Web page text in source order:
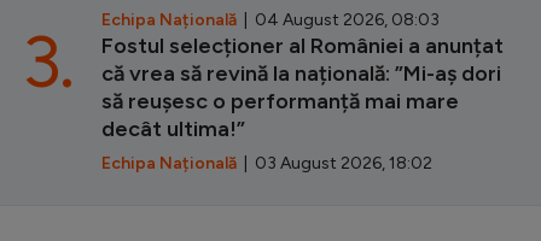
Echipa Națională | 04 August 2026, 08:03
Fostul selecționer al României a anunțat
că vrea să revină la națională: ”Mi-aș dori
să reușesc o performanță mai mare
decât ultima!”
Echipa Națională | 03 August 2026, 18:02
3.